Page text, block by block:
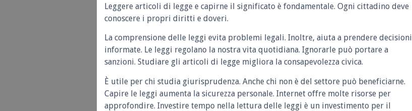
Leggere articoli di legge e capirne il significato è fondamentale. Ogni cittadino deve
conoscere i propri diritti e doveri.
La comprensione delle leggi evita problemi legali. Inoltre, aiuta a prendere decisioni
informate. Le leggi regolano la nostra vita quotidiana. Ignorarle può portare a
sanzioni. Studiare gli articoli di legge migliora la consapevolezza civica.
È utile per chi studia giurisprudenza. Anche chi non è del settore può beneficiarne.
Capire le leggi aumenta la sicurezza personale. Internet offre molte risorse per
approfondire. Investire tempo nella lettura delle leggi è un investimento per il